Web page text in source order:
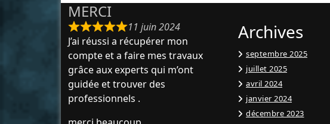
MERCI
11 juin 2024
J’ai réussi a récupérer mon
compte et a faire mes travaux
grâce aux experts qui m’ont
guidée et trouver des
professionnels .
Archives
septembre 2025
juillet 2025
avril 2024
janvier 2024
décembre 2023